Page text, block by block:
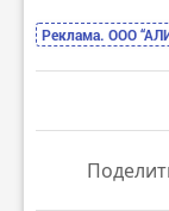
Реклама. ООО